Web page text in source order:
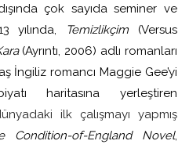
çok sayıda seminer ve
yılında, Temizlikçim (Versus
(Ayrıntı, 2006) adlı romanları
İngiliz romancı Maggie Gee’yi
haritasına yerleştiren
ilk çalışmayı yapmış
Condition-of-England Novel,